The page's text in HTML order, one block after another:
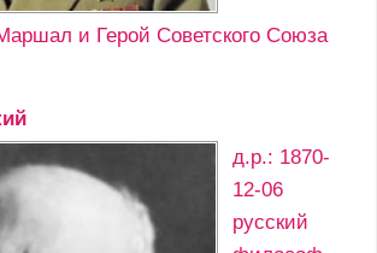
и Герой Советского Союза
д.р.: 1870-
12-06
русский